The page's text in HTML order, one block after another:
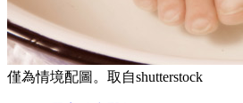
僅為情境配圖。取自shutterstock